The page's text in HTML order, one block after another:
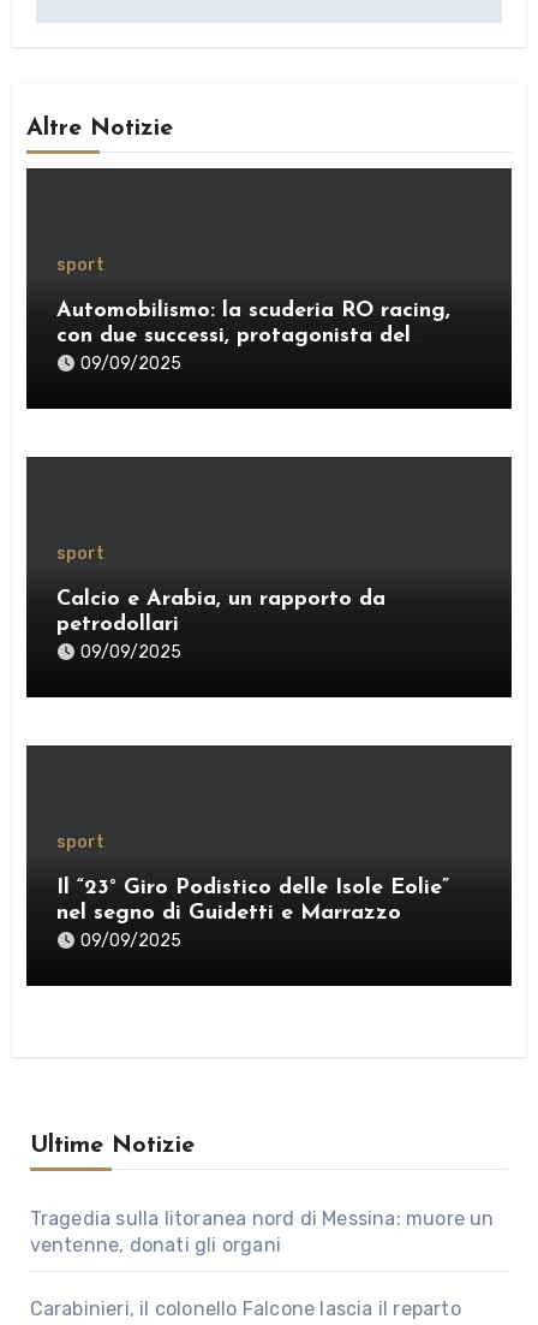
Altre Notizie
sport
Automobilismo: la scuderia RO racing,
con due successi, protagonista del
weekend
09/09/2025
sport
Calcio e Arabia, un rapporto da
petrodollari
09/09/2025
sport
Il “23° Giro Podistico delle Isole Eolie”
nel segno di Guidetti e Marrazzo
09/09/2025
Ultime Notizie
Tragedia sulla litoranea nord di Messina: muore un
ventenne, donati gli organi
Carabinieri, il colonello Falcone lascia il reparto